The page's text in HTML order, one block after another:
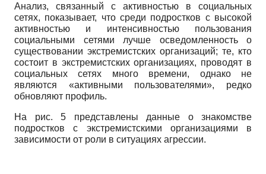
Анализ, связанный с активностью в социальных
сетях, показывает, что среди подростков с высокой
активностью и интенсивностью пользования
социальными сетями лучше осведомленность о
существовании экстремистских организаций; те, кто
состоит в экстремистских организациях, проводят в
социальных сетях много времени, однако не
являются «активными пользователями», редко
обновляют профиль.
На рис. 5 представлены данные о знакомстве
подростков с экстремистскими организациями в
зависимости от роли в ситуациях агрессии.